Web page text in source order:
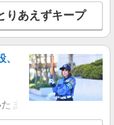
友達を紹介
) ★月2回払
★ ゜・。○。・゜
ショップ
細を見る
イル】
りあえずキープ
ま市岩槻区・久喜市・